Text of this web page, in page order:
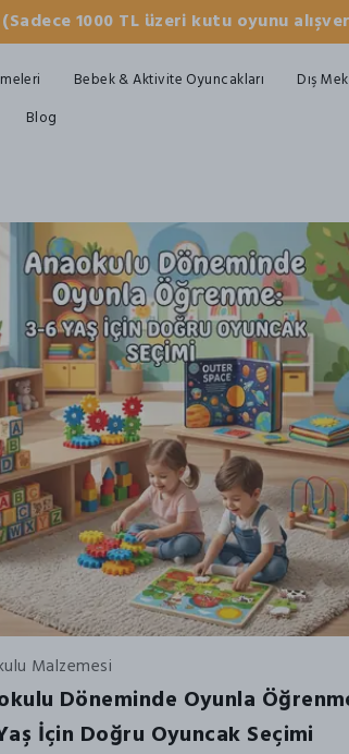
1000 TL üzeri kutu oyunu
Bebek & Aktivite Oyuncakları Dış
Blog
Malzemesi
Döneminde Oyunla
İçin Doğru Oyuncak Seçimi